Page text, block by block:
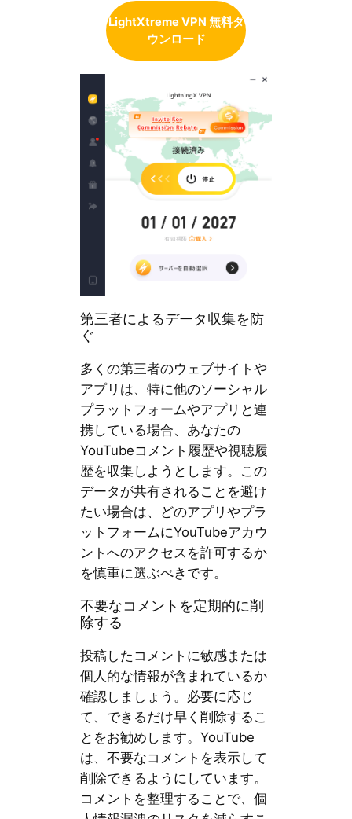
LightXtreme VPN 無料ダ
ウンロード
第三者によるデータ収集を防
ぐ
多くの第三者のウェブサイトや
アプリは、特に他のソーシャル
プラットフォームやアプリと連
携している場合、あなたの
YouTubeコメント履歴や視聴履
歴を収集しようとします。この
データが共有されることを避け
たい場合は、どのアプリやプラ
ットフォームにYouTubeアカウ
ントへのアクセスを許可するか
を慎重に選ぶべきです。
不要なコメントを定期的に削
除する
投稿したコメントに敏感または
個人的な情報が含まれているか
確認しましょう。必要に応じ
て、できるだけ早く削除するこ
とをお勧めします。YouTube
は、不要なコメントを表示して
削除できるようにしています。
コメントを整理することで、個